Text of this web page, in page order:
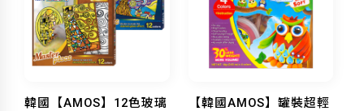
韓國【AMOS】12色玻璃
【韓國AMOS】罐裝超輕